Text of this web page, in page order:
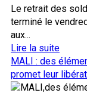
2023
:
au
strict
Le retrait des
terminé le
aux...
Lire la suiteEn
savoir
plus
sur
MALI : des
promet leur